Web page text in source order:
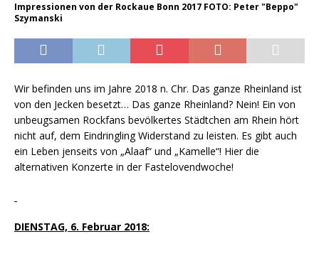
Impressionen von der Rockaue Bonn 2017 FOTO: Peter "Beppo"
Szymanski
Wir befinden uns im Jahre 2018 n. Chr. Das ganze Rheinland ist
von den Jecken besetzt… Das ganze Rheinland? Nein! Ein von
unbeugsamen Rockfans bevölkertes Städtchen am Rhein hört
nicht auf, dem Eindringling Widerstand zu leisten. Es gibt auch
ein Leben jenseits von „Alaaf“ und „Kamelle“! Hier die
alternativen Konzerte in der Fastelovendwoche!
DIENSTAG, 6. Februar 2018: